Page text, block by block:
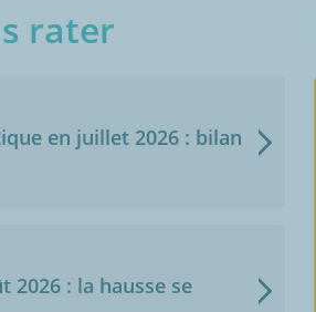
rater
en juillet 2026 : bilan
2026 : la hausse se